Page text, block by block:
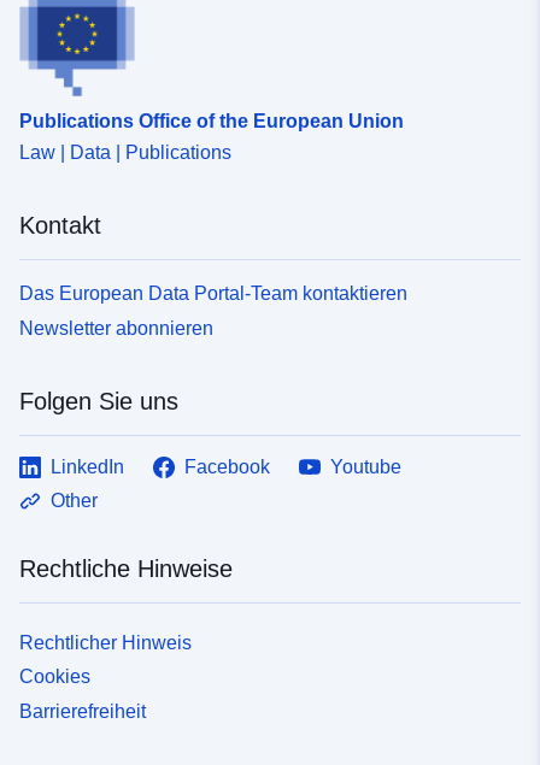
Publications Office of the European Union
Law | Data | Publications
Kontakt
Das European Data Portal-Team kontaktieren
Newsletter abonnieren
Folgen Sie uns
LinkedIn Facebook
Youtube
Other
Rechtliche Hinweise
Rechtlicher Hinweis
Cookies
Barrierefreiheit